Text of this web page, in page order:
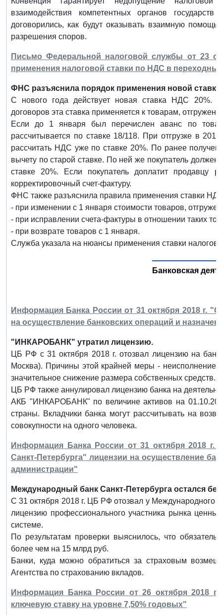
взаимодействия компетентных органов
договорились, как будут оказывать взаимную
разрешения споров.
Письмо Федеральной налоговой службы от 23
применения налоговой ставки по НДС в
ФНС разъяснила порядок применения новой
С нового года действует новая ставка НДС 20%.
договоров эта ставка применяется к товарам,
Если до 1 января был перечислен аванс по
рассчитывается по ставке 18/118. При отгрузке в
рассчитать НДС уже по ставке 20%. По ранее
вычету по старой ставке. По ней же покупатель
ставке 20%. Если покупатель доплатит продавцу
корректировочный счет-фактуру.
ФНС также разъяснила правила применения ставки
- при изменении с 1 января стоимости товаров,
- при исправлении счета-фактуры в отношении таких
- при возврате товаров с 1 января.
Служба указала на нюансы применения ставки
Банковская
Информация Банка России от 31 октября 2018 г.
на осуществление банковских операций и
"ИНКАРОБАНК" утратил лицензию.
ЦБ РФ с 31 октября 2018 г. отозвал лицензию на
Москва). Причины этой крайней меры - неисполнение
значительное снижение размера собственных средств.
ЦБ РФ также аннулировал лицензию банка на
АКБ "ИНКАРОБАНК" по величине активов на
страны. Вкладчики банка могут рассчитывать на
совокупности на одного человека.
Информация Банка России от 31 октября 2018
Санкт-Петербурга" лицензии на осуществление
администрации"
Международный банк Санкт-Петербурга остался
С 31 октября 2018 г. ЦБ РФ отозвал у Международного
лицензию профессионального участника рынка
системе.
По результатам проверки выяснилось, что
более чем на 15 млрд руб.
Банки, куда можно обратиться за страховым
Агентства по страхованию вкладов.
Информация Банка России от 26 октября 2018
ключевую ставку на уровне 7,50% годовых"